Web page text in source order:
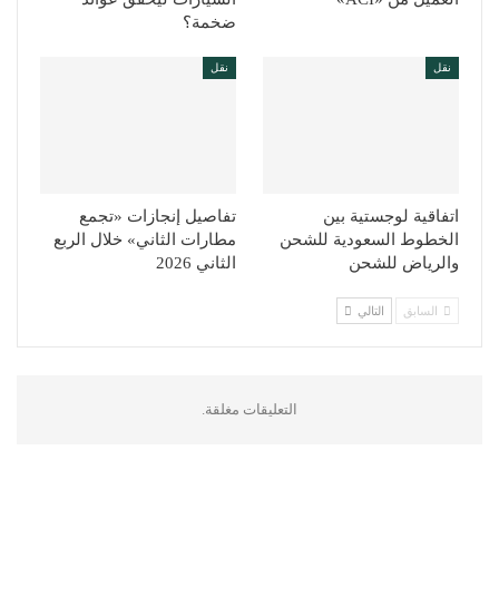
ضخمة؟
نقل
اتفاقية لوجستية بين
الخطوط السعودية للشحن
والرياض للشحن
نقل
تفاصيل إنجازات «تجمع
مطارات الثاني» خلال الربع
الثاني 2026
السابق التالي
التعليقات مغلقة.